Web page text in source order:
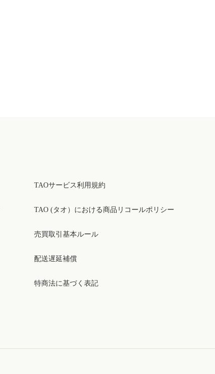
TAOサービス利用規約
TAO (タオ）における商品リコールポリシー
売買取引基本ルール
配送遅延補償
特商法に基づく表記